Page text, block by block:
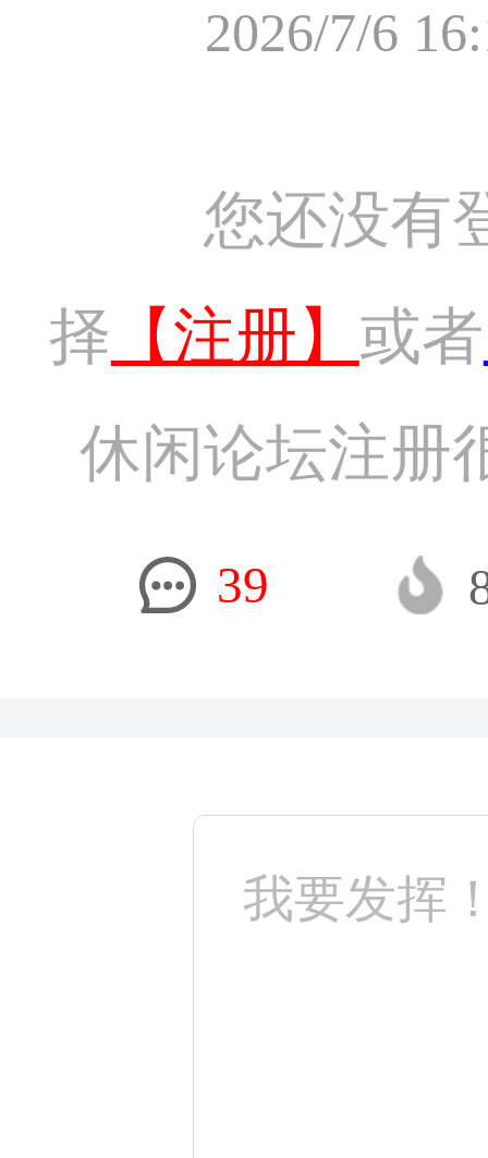
2026/7/6
您还没有
择 【注册】 或者
休闲论坛注册
39